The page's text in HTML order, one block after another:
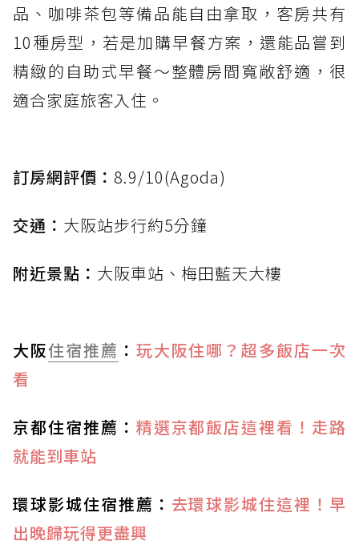
品、咖啡茶包等備品能自由拿取，客房共有
10種房型，若是加購早餐方案，還能品嘗到
精緻的自助式早餐～整體房間寬敞舒適，很
適合家庭旅客入住。
訂房網評價： 8.9/10(Agoda)
交通： 大阪站步行約5分鐘
附近景點： 大阪車站、梅田藍天大樓
大阪住宿推薦 ： 玩大阪住哪？超多飯店一次
看
京都住宿推薦： 精選京都飯店這裡看！走路
就能到車站
環球影城住宿推薦： 去環球影城住這裡！早
出晚歸玩得更盡興